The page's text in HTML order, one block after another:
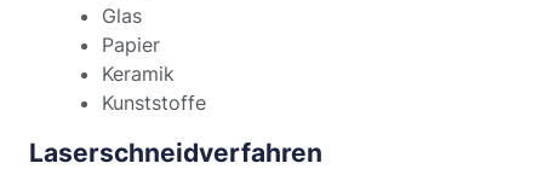
Glas
Papier
Keramik
Kunststoffe
Laserschneidverfahren